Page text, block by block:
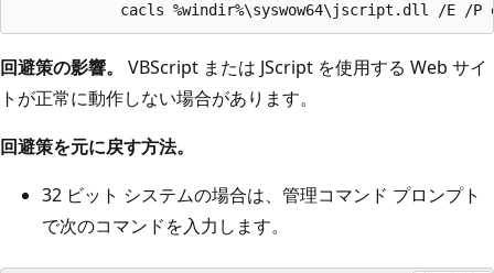
回避策の影響。
VBScript または JScript を使用する Web サイ
トが正常に動作しない場合があります。
回避策を元に戻す方法。
32 ビット システムの場合は、管理コマンド プロンプト
で次のコマンドを入力します。